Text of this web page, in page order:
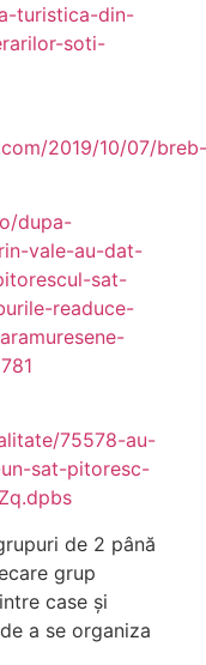
turistica-din-
soti-
2019/10/07/breb-
dupa-
vale-au-dat-
sat-
readuce-
75578-au-
sat-pitoresc-
de 2 până
grup
case și
a se organiza